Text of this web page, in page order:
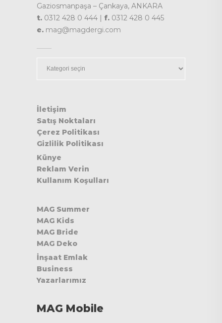
Gaziosmanpaşa – Çankaya, ANKARA
t. 0312 428 0 444 | f. 0312 428 0 445
e. mag@magdergi.com
İletişim
Satış Noktaları
Çerez Politikası
Gizlilik Politikası
Künye
Reklam Verin
Kullanım Koşulları
MAG Summer
MAG Kids
MAG Bride
MAG Deko
İnşaat Emlak
Business
Yazarlarımız
MAG Mobile